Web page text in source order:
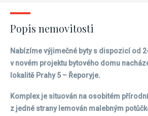
Popis nemovitosti
Nabízíme výjimečné byty s dispozicí od
v novém projektu bytového domu
lokalitě Prahy 5 – Řeporyje.
Komplex je situován na osobitém
z jedné strany lemován malebným